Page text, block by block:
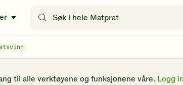
etter
til alle verktøyene og funksjonene våre. Logg